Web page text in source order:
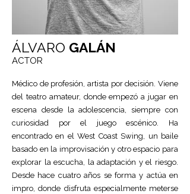
ÁLVARO GALÁN
ACTOR
Médico de profesión, artista por decisión. Viene
del teatro amateur, donde empezó a jugar en
escena desde la adolescencia, siempre con
curiosidad por el juego escénico. Ha
encontrado en el West Coast Swing, un baile
basado en la improvisación y otro espacio para
explorar la escucha, la adaptación y el riesgo.
Desde hace cuatro años se forma y actúa en
impro, donde disfruta especialmente meterse